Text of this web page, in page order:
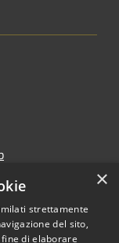
×
strettamente
del sito,
di elaborare